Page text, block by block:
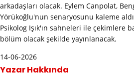
arkadaşları olacak. Eylem Canpolat,
Yörükoğlu'nun senaryosunu kaleme
Psikolog Işık'ın sahneleri ile çekimlere
bölüm olacak şekilde yayınlanacak.
14-06-2026
Yazar Hakkında